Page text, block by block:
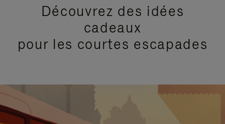
Découvrez des idées
cadeaux
pour les courtes escapades